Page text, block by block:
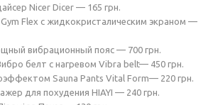
Nicer Dicer — 165 грн.
Flex с жидкокристалическим экраном —
вибрационный пояс — 700 грн.
белт с нагревом Vibra belt— 450 грн.
Sauna Pants Vital Form— 220 грн.
для похудения HIAYI — 240 грн.